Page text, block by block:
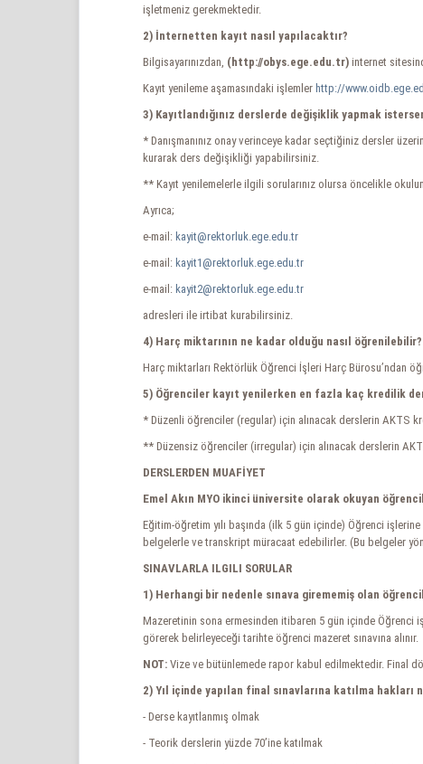
işletmeniz gerekmektedir.
2) İnternetten kayıt nasıl yapılacaktır?
Bilgisayarınızdan, (http://obys.ege.edu.tr) internet
Kayıt yenileme aşamasındaki işlemler http://
3) Kayıtlandığınız derslerde değişiklik yapmak
* Danışmanınız onay verinceye kadar seçtiğiniz dersler
kurarak ders değişikliği yapabilirsiniz.
** Kayıt yenilemelerle ilgili sorularınız olursa öncelikle
Ayrıca;
e-mail: kayit@rektorluk.ege.edu.tr
e-mail: kayit1@rektorluk.ege.edu.tr
e-mail: kayit2@rektorluk.ege.edu.tr
adresleri ile irtibat kurabilirsiniz.
4) Harç miktarının ne kadar olduğu nasıl öğrenilebilir?
Harç miktarları Rektörlük Öğrenci İşleri Harç Bürosu’ndan
5) Öğrenciler kayıt yenilerken en fazla kaç kredilik
* Düzenli öğrenciler (regular) için alınacak derslerin AKTS
** Düzensiz öğrenciler (irregular) için alınacak derslerin
DERSLERDEN MUAFİYET
Emel Akın MYO ikinci üniversite olarak okuyan
Eğitim-öğretim yılı başında (ilk 5 gün içinde) Öğrenci
belgelerle ve transkript müracaat edebilirler. (Bu belgeler
SINAVLARLA ILGILI SORULAR
1) Herhangi bir nedenle sınava girememiş olan
Mazeretinin sona ermesinden itibaren 5 gün içinde Öğrenci
görerek belirleyeceği tarihte öğrenci mazeret sınavına alınır.
NOT: Vize ve bütünlemede rapor kabul edilmektedir. Final
2) Yıl içinde yapılan final sınavlarına katılma hakları
- Derse kayıtlanmış olmak
- Teorik derslerin yüzde 70’ine katılmak